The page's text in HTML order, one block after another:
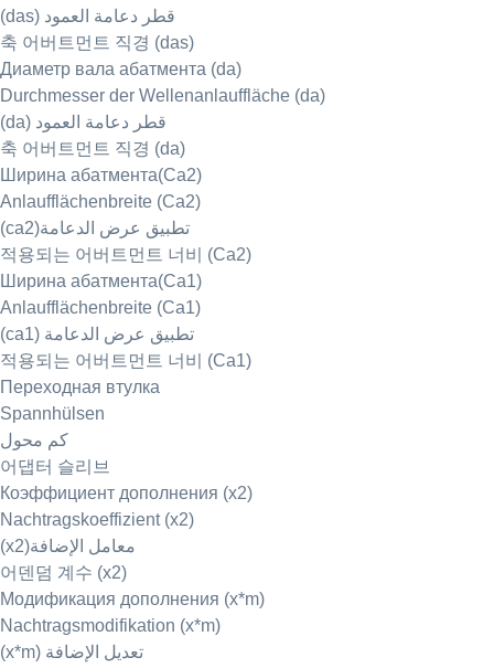
(das) قطر دعامة العمود
축 어버트먼트 직경 (das)
Диаметр вала абатмента (da)
Durchmesser der Wellenanlauffläche (da)
(da) قطر دعامة العمود
축 어버트먼트 직경 (da)
Ширина абатмента(Ca2)
Anlaufflächenbreite (Ca2)
(ca2)تطبيق عرض الدعامة
적용되는 어버트먼트 너비 (Ca2)
Ширина абатмента(Ca1)
Anlaufflächenbreite (Ca1)
(ca1) تطبيق عرض الدعامة
적용되는 어버트먼트 너비 (Ca1)
Переходная втулка
Spannhülsen
كم محول
어댑터 슬리브
Коэффициент дополнения (x2)
Nachtragskoeffizient (x2)
(x2)معامل الإضافة
어덴덤 계수 (x2)
Модификация дополнения (x*m)
Nachtragsmodifikation (x*m)
(x*m) تعديل الإضافة